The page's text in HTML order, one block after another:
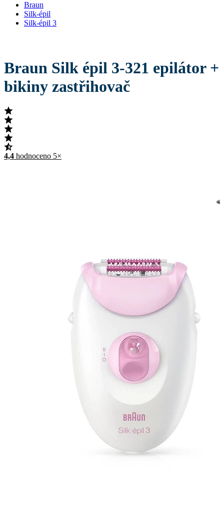
Braun
Silk-épil
Silk-épil 3
Braun Silk épil 3-321 epilátor +
bikiny zastřihovač
4,4 hodnoceno 5×